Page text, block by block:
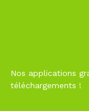
Nos applications
téléchargements !